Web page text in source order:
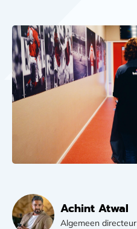
Achint Atwal
Algemeen directeur